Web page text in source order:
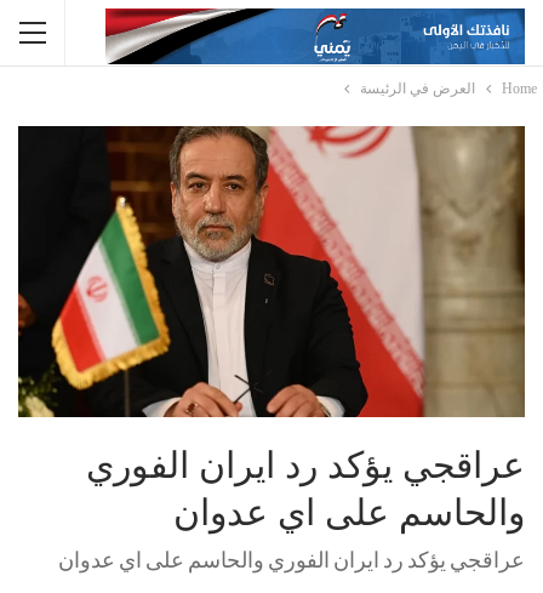
Home العرض في الرئيسة
عراقجي يؤكد رد ايران الفوري
والحاسم على اي عدوان
عراقجي يؤكد رد ايران الفوري والحاسم على اي عدوان